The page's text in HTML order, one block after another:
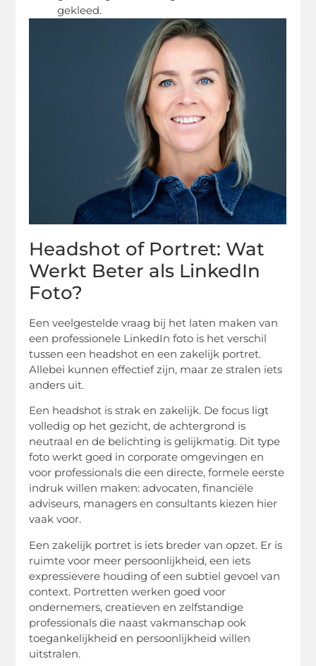
gekleed.
Headshot of Portret: Wat
Werkt Beter als LinkedIn
Foto?
Een veelgestelde vraag bij het laten maken van
een professionele LinkedIn foto is het verschil
tussen een headshot en een zakelijk portret.
Allebei kunnen effectief zijn, maar ze stralen iets
anders uit.
Een headshot is strak en zakelijk. De focus ligt
volledig op het gezicht, de achtergrond is
neutraal en de belichting is gelijkmatig. Dit type
foto werkt goed in corporate omgevingen en
voor professionals die een directe, formele eerste
indruk willen maken: advocaten, financiële
adviseurs, managers en consultants kiezen hier
vaak voor.
Een zakelijk portret is iets breder van opzet. Er is
ruimte voor meer persoonlijkheid, een iets
expressievere houding of een subtiel gevoel van
context. Portretten werken goed voor
ondernemers, creatieven en zelfstandige
professionals die naast vakmanschap ook
toegankelijkheid en persoonlijkheid willen
uitstralen.